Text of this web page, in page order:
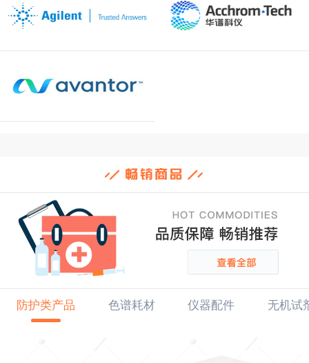
防护类产品 色谱耗材 仪器配件 无机试